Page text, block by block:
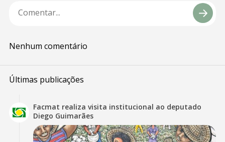
Nenhum comentário
Últimas publicações
Facmat realiza visita institucional ao deputado
Diego Guimarães